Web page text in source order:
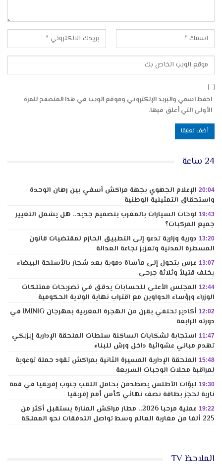
احفظ اسمي والبريد الإلكتروني وموقع الويب في هذا المتصفح للمرة
الأولى التي أعلق فيها.
24 ساعة
20:04 الإعلام الجهوي بجهة مراكش آسفي بين رهان الوحدة
واستحقاق التمثيلية الوطنية
19:43 لوحات السيارات بالمغرب بتصميم جديد.. هل يشمل التغيير
جميع المركبات؟
13:20 دورية وزارية تدعو إلى التطبيق الحازم لمقتضيات قانون
المسطرة المدنية وتعزيز نجاعة العدالة
13:07 عرس يتحول إلى مأساة دموية بعد شجار بالأسلحة البيضاء
يخلف قتيلاً وثلاثة جرحى
12:44 المجلس الأعلى للحسابات يدقق في تصريحات ممتلكات
الوزراء ورؤساء الدواوين مع اقتراب نهاية الولاية الحكومية
12:02
أكادير تحتفي بقرن من الهجرة المغربية بمهرجان IMINIG في
دورته الرابعة
11:47 استجابة لشكايات الساكنة سلطات الملحقة الإدارية إيزيكي
تهدم مباني عشوائية داخل ورش للبناء
15:48 الملحقة الإدارية المسيرة الثانية بمراكش تقود حملة توعوية
لمراقبة محلات الوجبات السريعة
19:30 لبؤات الأطلس يصطدمن بحامل اللقب جنوب إفريقيا في قمة
نارية لحجز بطاقة نصف نهائي كأس أمم إفريقيا
19:22
عملية مرحبا 2026.. مطار مراكش المنارة يستقبل أكثر من
225 ألفا من مغاربة العالم وسط تواصل التدفقات نحو المملكة
الملاحظ TV